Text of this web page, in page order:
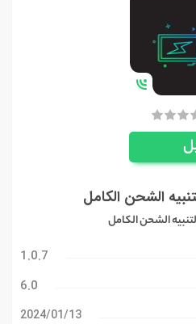
الشحن الكامل
الشحن الكامل
1.0.7
6.0
13‏/01‏/2024